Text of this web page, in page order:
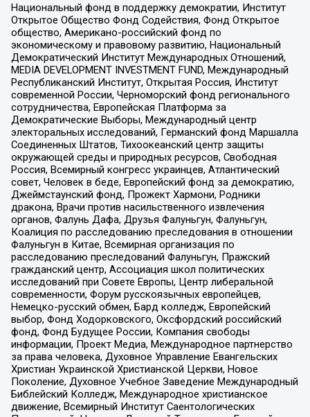
Национальный фонд в поддержку демократии, Институт
Открытое Общество Фонд Содействия, Фонд Открытое
общество, Американо-российский фонд по
экономическому и правовому развитию, Национальный
Демократический Институт Международных Отношений,
MEDIA DEVELOPMENT INVESTMENT FUND, Международный
Республиканский Институт, Открытая Россия, Институт
современной России, Черноморский фонд регионального
сотрудничества, Европейская Платформа за
Демократические Выборы, Международный центр
электоральных исследований, Германский фонд Маршалла
Соединенных Штатов, Тихоокеанский центр защиты
окружающей среды и природных ресурсов, Свободная
Россия, Всемирный конгресс украинцев, Атлантический
совет, Человек в беде, Европейский фонд за демократию,
Джеймстаунский фонд, Прожект Хармони, Родники
дракона, Врачи против насильственного извлечения
органов, Фалунь Дафа, Друзья Фалуньгун, Фалуньгун,
Коалиция по расследованию преследования в отношении
Фалуньгун в Китае, Всемирная организация по
расследованию преследований Фалуньгун, Пражский
гражданский центр, Ассоциация школ политических
исследований при Совете Европы, Центр либеральной
современности, Форум русскоязычных европейцев,
Немецко-русский обмен, Бард колледж, Европейский
выбор, Фонд Ходорковского, Оксфордский российский
фонд, Фонд Будущее России, Компания свободы
информации, Проект Медиа, Международное партнерство
за права человека, Духовное Управление Евангельских
Христиан Украинской Христианской Церкви, Новое
Поколение, Духовное Учебное Заведение Международный
Библейский Колледж, Международное христианское
движение, Всемирный Институт Саентологических